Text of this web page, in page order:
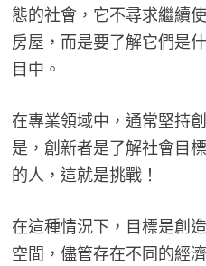
態的社會，它不尋求繼續
房屋，而是要了解它們是
目中。
在專業領域中，通常堅持
是，創新者是了解社會目
的人，這就是挑戰！
在這種情況下，目標是創
空間，儘管存在不同的經